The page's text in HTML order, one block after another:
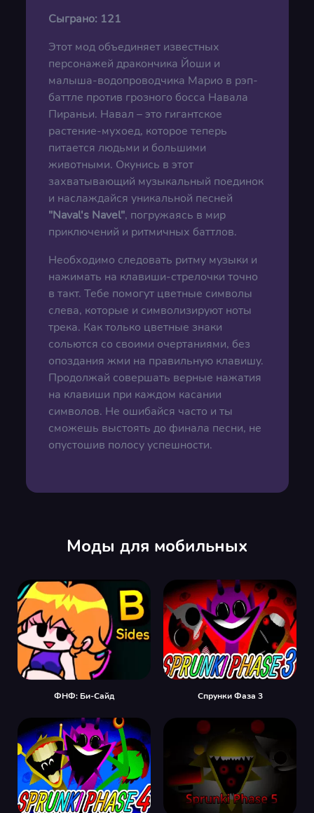
Сыграно: 121
Этот мод объединяет известных
персонажей дракончика Йоши и
малыша-водопроводчика Марио в рэп-
баттле против грозного босса Навала
Пираньи. Навал – это гигантское
растение-мухоед, которое теперь
питается людьми и большими
животными. Окунись в этот
захватывающий музыкальный поединок
и наслаждайся уникальной песней
"Naval's Navel", погружаясь в мир
приключений и ритмичных баттлов.
Необходимо следовать ритму музыки и
нажимать на клавиши-стрелочки точно
в такт. Тебе помогут цветные символы
слева, которые и символизируют ноты
трека. Как только цветные знаки
сольются со своими очертаниями, без
опоздания жми на правильную клавишу.
Продолжай совершать верные нажатия
на клавиши при каждом касании
символов. Не ошибайся часто и ты
сможешь выстоять до финала песни, не
опустошив полосу успешности.
Моды для мобильных
ФНФ: Би-Сайд Спрунки Фаза 3